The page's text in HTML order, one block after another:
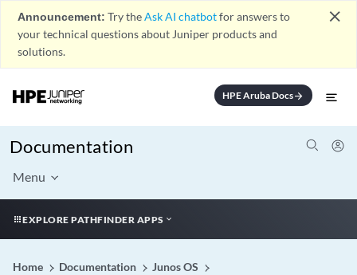
Announcement: Try theAsk AI chatbotfor answers to
your technical questions about Juniper products and
solutions.
close
HPE Aruba Docsarrow_forward
Documentation
Menu
EXPLORE PATHFINDER APPS
Home Documentation
Junos OS